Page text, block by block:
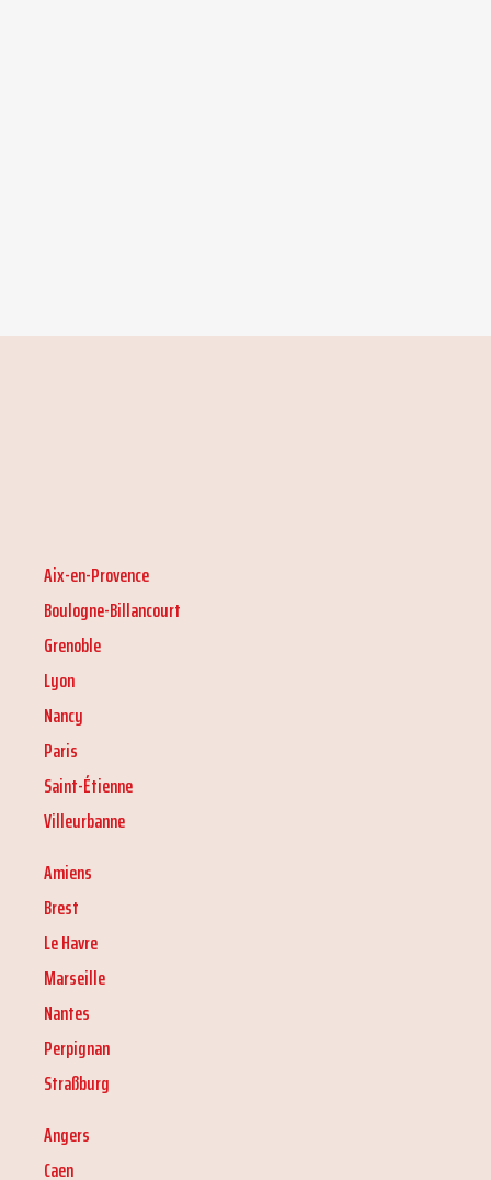
Aix-en-Provence
Boulogne-Billancourt
Grenoble
Lyon
Nancy
Paris
Saint-Étienne
Villeurbanne
Amiens
Brest
Le Havre
Marseille
Nantes
Perpignan
Straßburg
Angers
Caen